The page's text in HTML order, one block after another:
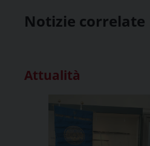
Notizie correlate
Attualità